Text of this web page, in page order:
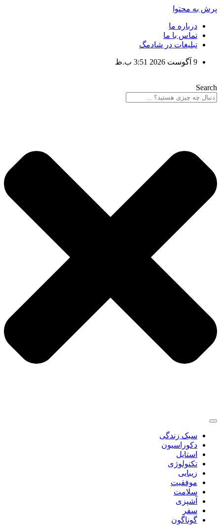
پرش به محتوا
درباره ما
تماس با ما
تبلیغات در شادمگ
9 آگوست 2026 3:51 ب.ظ
Search
سبک زندگی
دکوراسیون
استایل
تکنولوژی
زیبایی
موفقیت
سلامت
آشپزی
سفر
گوناگون